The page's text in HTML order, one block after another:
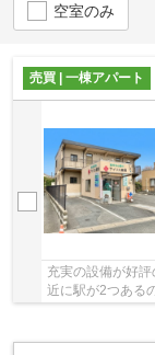
空室のみ
売買 | 一棟アパート
充実の設備が好
近に駅が2つある